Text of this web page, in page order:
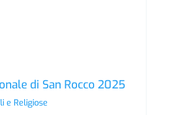
di San Rocco 2025
e Religiose